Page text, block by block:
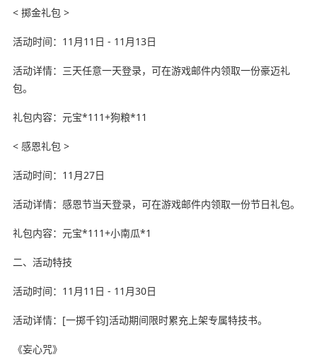
< 掷金礼包 >
活动时间：11月11日 - 11月13日
活动详情：三天任意一天登录，可在游戏邮件内领取一份豪迈礼
包。
礼包内容：元宝*111+狗粮*11
< 感恩礼包 >
活动时间：11月27日
活动详情：感恩节当天登录，可在游戏邮件内领取一份节日礼包。
礼包内容：元宝*111+小南瓜*1
二、活动特技
活动时间：11月11日 - 11月30日
活动详情：[一掷千钧]活动期间限时累充上架专属特技书。
《妄心咒》